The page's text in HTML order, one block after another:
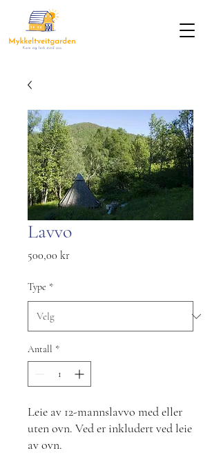
Lavvo
500,00 krPris
Type *
Antall *
Leie av 12-mannslavvo med eller
uten ovn. Ved er inkludert ved leie
av ovn.